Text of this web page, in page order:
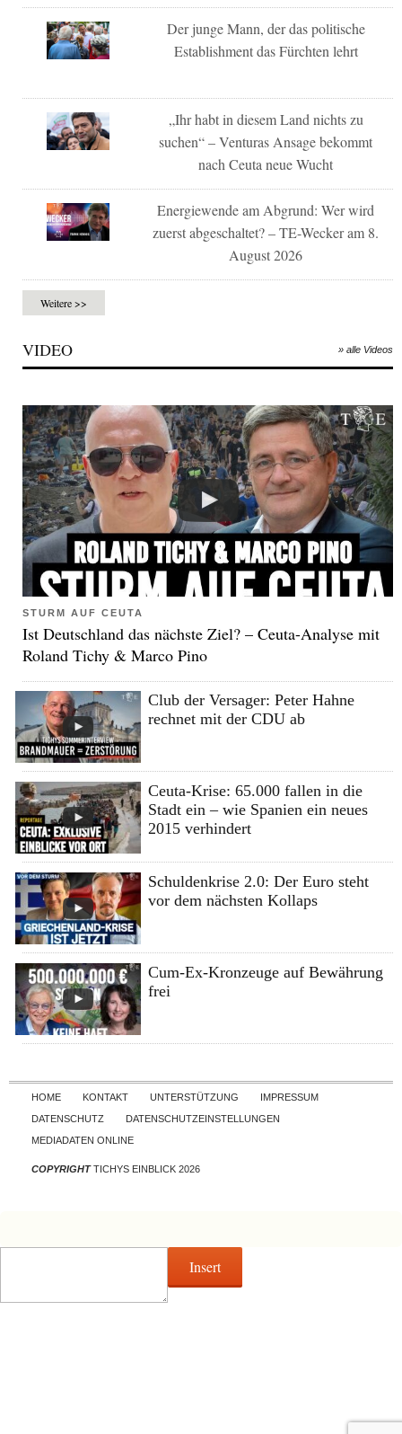
Der junge Mann, der das politische
Establishment das Fürchten lehrt
„Ihr habt in diesem Land nichts zu
suchen“ – Venturas Ansage bekommt
nach Ceuta neue Wucht
Energiewende am Abgrund: Wer wird
zuerst abgeschaltet? – TE-Wecker am 8.
August 2026
Weitere >>
VIDEO » alle Videos
STURM AUF CEUTA
Ist Deutschland das nächste Ziel? – Ceuta-Analyse mit
Roland Tichy & Marco Pino
Club der Versager: Peter Hahne
rechnet mit der CDU ab
Ceuta-Krise: 65.000 fallen in die
Stadt ein – wie Spanien ein neues
2015 verhindert
Schuldenkrise 2.0: Der Euro steht
vor dem nächsten Kollaps
Cum-Ex-Kronzeuge auf Bewährung
frei
Skip to content
HOME KONTAKT UNTERSTÜTZUNG
IMPRESSUM
DATENSCHUTZ
DATENSCHUTZEINSTELLUNGEN
MEDIADATEN ONLINE
COPYRIGHTTICHYS EINBLICK 2026
Insert